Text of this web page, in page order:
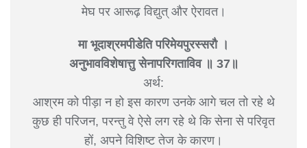
मेघ पर आरूढ़ विद्युत् और ऐरावत।
मा भूदाश्रमपीडेति परिमेयपुरस्सरौ ।
अनुभावविशेषात्तु सेनापरिगताविव ॥ 37॥
अर्थ:
आश्रम को पीड़ा न हो इस कारण उनके आगे चल तो रहे थे
कुछ ही परिजन, परन्तु वे ऐसे लग रहे थे कि सेना से परिवृत
हों, अपने विशिष्ट तेज के कारण।